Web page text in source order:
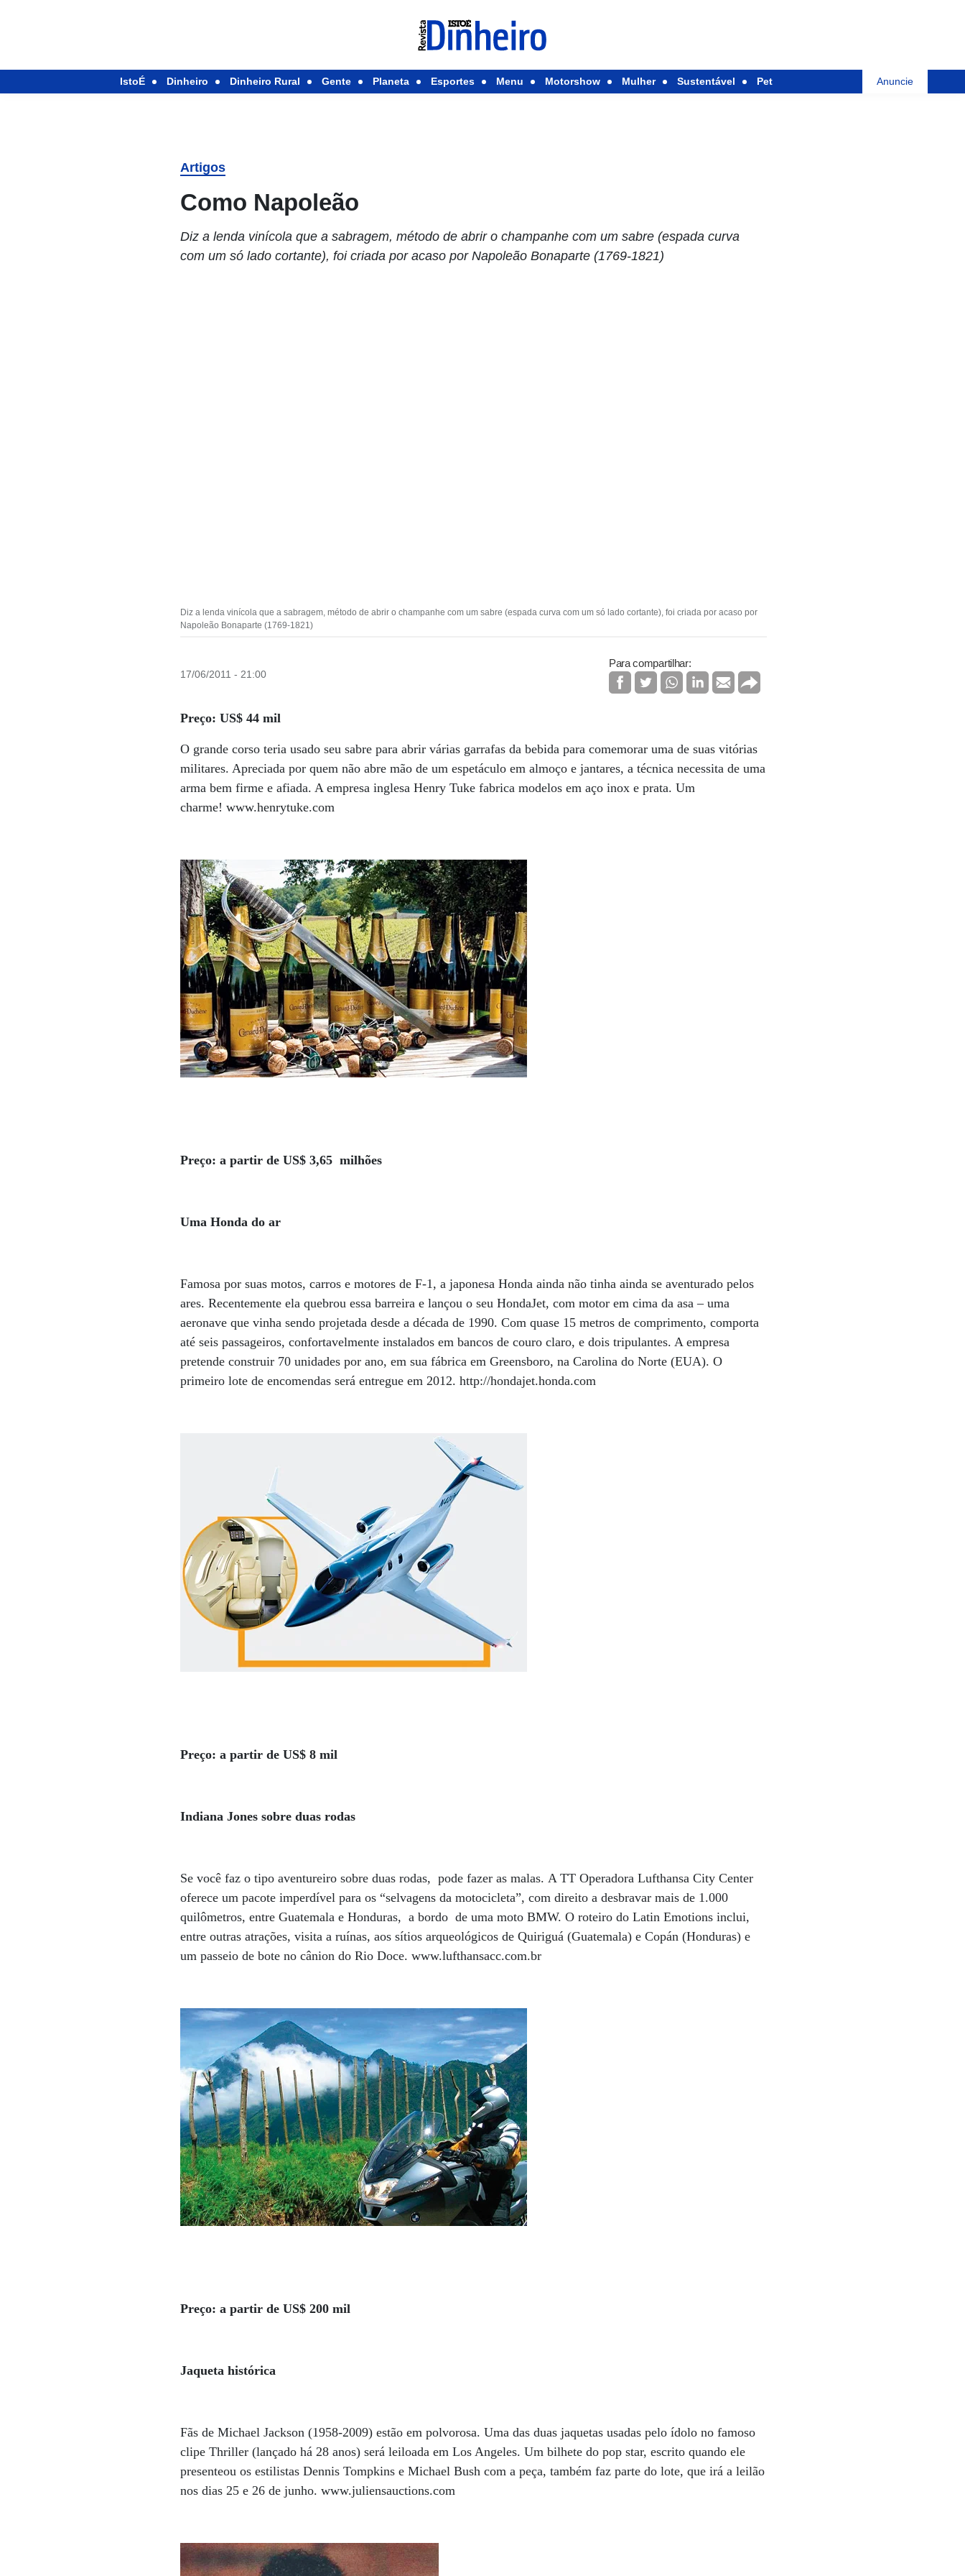
IstoÉ Dinheiro Dinheiro Rural Gente Planeta Esportes Menu Motorshow Mulher Sustentável Pet Anuncie
Artigos
Como Napoleão
Diz a lenda vinícola que a sabragem, método de abrir o champanhe com um sabre (espada curva
com um só lado cortante), foi criada por acaso por Napoleão Bonaparte (1769-1821)
Diz a lenda vinícola que a sabragem, método de abrir o champanhe com um sabre (espada curva com um só lado cortante), foi criada por acaso por
Napoleão Bonaparte (1769-1821)
17/06/2011 - 21:00
Para compartilhar:
Preço: US$ 44 mil
O grande corso teria usado seu sabre para abrir várias garrafas da bebida para comemorar uma de suas vitórias
militares. Apreciada por quem não abre mão de um espetáculo em almoço e jantares, a técnica necessita de uma
arma bem firme e afiada. A empresa inglesa Henry Tuke fabrica modelos em aço inox e prata. Um
charme! www.henrytuke.com
Preço: a partir de US$ 3,65 milhões
Uma Honda do ar
Famosa por suas motos, carros e motores de F-1, a japonesa Honda ainda não tinha ainda se aventurado pelos
ares. Recentemente ela quebrou essa barreira e lançou o seu HondaJet, com motor em cima da asa – uma
aeronave que vinha sendo projetada desde a década de 1990. Com quase 15 metros de comprimento, comporta
até seis passageiros, confortavelmente instalados em bancos de couro claro, e dois tripulantes. A empresa
pretende construir 70 unidades por ano, em sua fábrica em Greensboro, na Carolina do Norte (EUA). O
primeiro lote de encomendas será entregue em 2012. http://hondajet.honda.com
Preço: a partir de US$ 8 mil
Indiana Jones sobre duas rodas
Se você faz o tipo aventureiro sobre duas rodas, pode fazer as malas. A TT Operadora Lufthansa City Center
oferece um pacote imperdível para os “selvagens da motocicleta”, com direito a desbravar mais de 1.000
quilômetros, entre Guatemala e Honduras, a bordo de uma moto BMW. O roteiro do Latin Emotions inclui,
entre outras atrações, visita a ruínas, aos sítios arqueológicos de Quiriguá (Guatemala) e Copán (Honduras) e
um passeio de bote no cânion do Rio Doce. www.lufthansacc.com.br
Preço: a partir de US$ 200 mil
Jaqueta histórica
Fãs de Michael Jackson (1958-2009) estão em polvorosa. Uma das duas jaquetas usadas pelo ídolo no famoso
clipe Thriller (lançado há 28 anos) será leiloada em Los Angeles. Um bilhete do pop star, escrito quando ele
presenteou os estilistas Dennis Tompkins e Michael Bush com a peça, também faz parte do lote, que irá a leilão
nos dias 25 e 26 de junho. www.juliensauctions.com